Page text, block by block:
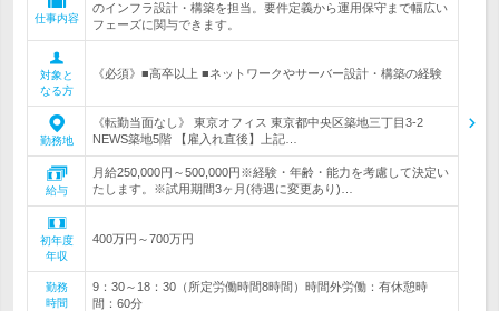
仕事内容
のインフラ設計・構築を担当。要件定義から運用保守まで幅広い
フェーズに関与できます。
対象と
なる方
《必須》■高卒以上 ■ネットワークやサーバー設計・構築の経験
勤務地
《転勤当面なし》 東京オフィス 東京都中央区築地三丁目3-2
NEWS築地5階 【雇入れ直後】上記…
給与
月給250,000円～500,000円※経験・年齢・能力を考慮して決定い
たします。※試用期間3ヶ月(待遇に変更あり)…
初年度
年収
400万円～700万円
勤務
時間
9：30～18：30（所定労働時間8時間）時間外労働：有休憩時
間：60分